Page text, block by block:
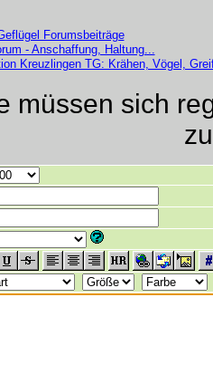
Forumsbeiträge
- Anschaffung, Haltung...
Kreuzlingen TG: Krähen, Vögel,
müssen sich